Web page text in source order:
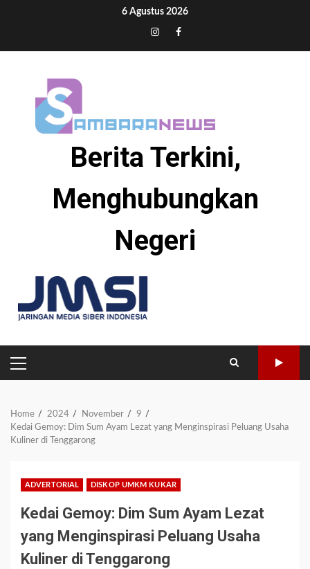
6 Agustus 2026
Tiktok
InstagramFacebook
Berita Terkini,
Menghubungkan
Negeri
PRIMARY
MENU
Home 2024 November
9
Kedai Gemoy: Dim Sum Ayam Lezat yang Menginspirasi Peluang Usaha
Kuliner di Tenggarong
ADVERTORIAL DISKOP UMKM KUKAR
Kedai Gemoy: Dim Sum Ayam Lezat
yang Menginspirasi Peluang Usaha
Kuliner di Tenggarong